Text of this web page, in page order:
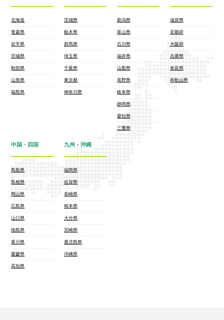
北海道
青森県
岩手県
宮城県
秋田県
山形県
福島県
茨城県
栃木県
群馬県
埼玉県
千葉県
東京都
神奈川県
新潟県
富山県
石川県
福井県
山梨県
長野県
岐阜県
静岡県
愛知県
三重県
滋賀県
京都府
大阪府
兵庫県
奈良県
和歌山県
中国・四国
鳥取県
島根県
岡山県
広島県
山口県
徳島県
香川県
愛媛県
高知県
九州・沖縄
福岡県
佐賀県
長崎県
熊本県
大分県
宮崎県
鹿児島県
沖縄県